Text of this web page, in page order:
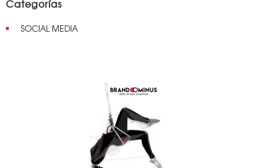
Categorías
SOCIAL MEDIA